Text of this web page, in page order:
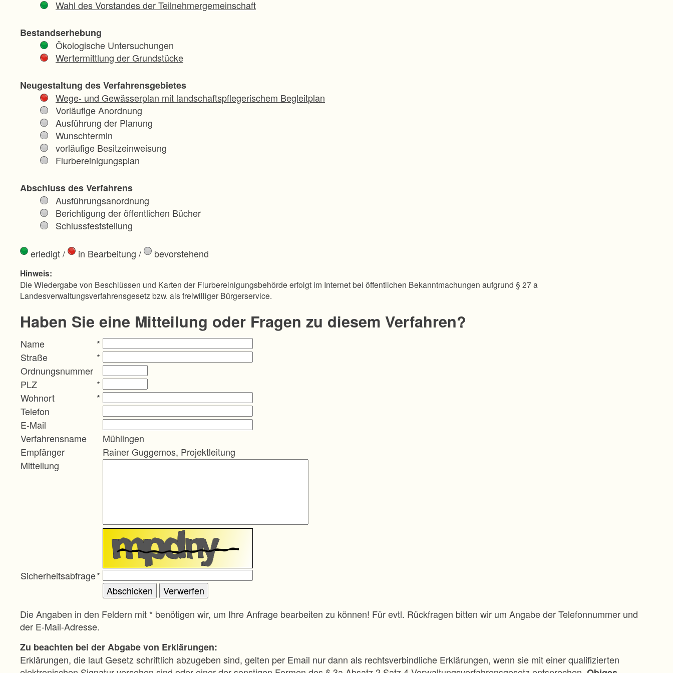
Wahl des Vorstandes der Teilnehmergemeinschaft
Bestandserhebung
Ökologische Untersuchungen
Wertermittlung der Grundstücke
Neugestaltung des Verfahrensgebietes
Wege- und Gewässerplan mit landschaftspflegerischem Begleitplan
Vorläufige Anordnung
Ausführung der Planung
Wunschtermin
vorläufige Besitzeinweisung
Flurbereinigungsplan
Abschluss des Verfahrens
Ausführungsanordnung
Berichtigung der öffentlichen Bücher
Schlussfeststellung
erledigt/ in Bearbeitung / bevorstehend
Hinweis:
Die Wiedergabe von Beschlüssen und Karten der Flurbereinigungsbehörde erfolgt im Internet bei öffentlichen Bekanntmachungen aufgrund § 27 a
Landesverwaltungsverfahrensgesetz bzw. als freiwilliger Bürgerservice.
Haben Sie eine Mitteilung oder Fragen zu diesem Verfahren?
Name
*
Straße
*
Ordnungsnummer
PLZ
*
Wohnort
*
Telefon
E-Mail
Verfahrensname
Mühlingen
Empfänger
Rainer Guggemos, Projektleitung
Mitteilung
Sicherheitsabfrage*
Die Angaben in den Feldern mit * benötigen wir, um Ihre Anfrage bearbeiten zu können! Für evtl. Rückfragen bitten wir um Angabe der Telefonnummer und
der E-Mail-Adresse.
Zu beachten bei der Abgabe von Erklärungen:
Erklärungen, die laut Gesetz schriftlich abzugeben sind, gelten per Email nur dann als rechtsverbindliche Erklärungen, wenn sie mit einer qualifizierten